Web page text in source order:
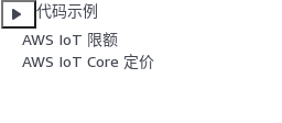
代码示例
AWS IoT 限额
AWS IoT Core 定价